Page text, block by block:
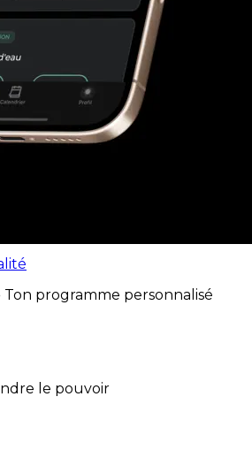
Ton programme personnalisé
le pouvoir